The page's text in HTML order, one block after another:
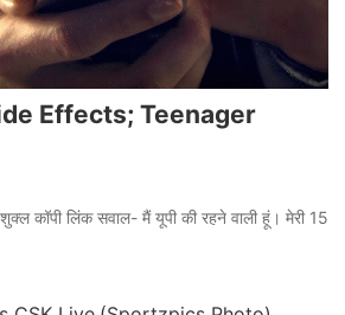
Effects; Teenager
कॉपी लिंक सवाल- मैं यूपी की रहने वाली हूं। मेरी 15